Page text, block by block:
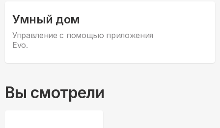
Умный дом
Управление с помощью приложения
Evo.
Вы смотрели